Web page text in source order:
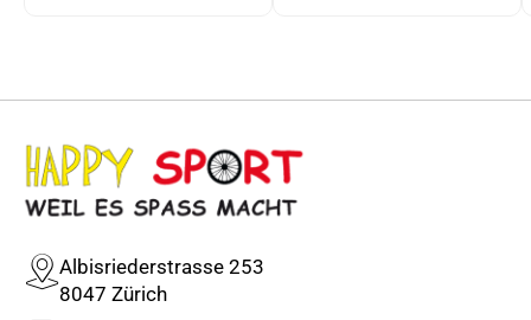
Albisriederstrasse 253
8047 Zürich